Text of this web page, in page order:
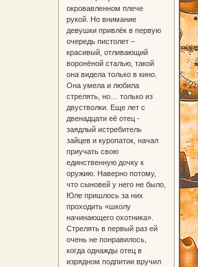
окровавленном плече
рукой. Но внимание
девушки привлёк в первую
очередь пистолет –
красивый, отливающий
воронёной сталью, такой
она видела только в кино.
Она умела и любила
стрелять, но… только из
двустволки. Еще лет с
двенадцати её отец -
заядлый истребитель
зайцев и куропаток, начал
приучать свою
единственную дочку к
оружию. Наверно потому,
что сыновей у него не было,
Юле пришлось за них
проходить «школу
начинающего охотника».
Стрелять в первый раз ей
очень не понравилось,
когда однажды отец в
изрядном подпитии вручил